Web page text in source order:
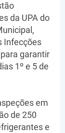
da UPA do
Infecções
garantir
1º e 5 de
em
de 250
e